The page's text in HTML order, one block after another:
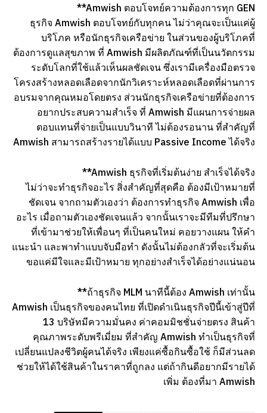
**Amwish ตอบโจทย์ความต้องการทุก GEN
ธุรกิจ Amwish ตอบโจทย์กับทุกคน ไม่ว่าคุณจะเป็นแค่ผู้
บริโภค หรือนักธุรกิจเครือข่าย ในส่วนของผู้บริโภคที่
ต้องการดูแลสุขภาพ ที่ Amwish มีผลิตภัณฑ์ที่เป็นนวัตกรรม
ระดับโลกที่ใช้แล้วเห็นผลชัดเจน ซึ่งเรามีเครื่องมือตรวจ
โครงสร้างหลอดเลือดจากนักวิเคราะห์หลอดเลือดที่ผ่านการ
อบรมจากคุณหมอโดยตรง ส่วนนักธุรกิจเครือข่ายที่ต้องการ
อยากประสบความสำเร็จ ที่ Amwish มีแผนการจ่ายผล
ตอบแทนที่จ่ายเป็นแบบวินาที ไม่ต้องรอนาน ที่สำคัญที่
Amwish สามารถสร้างรายได้แบบ Passive Income ได้จริง
**Amwish ธุรกิจที่เริ่มต้นง่าย สำเร็จได้จริง
ไม่ว่าจะทำธุรกิจอะไร สิ่งสำคัญที่สุดคือ ต้องมีเป้าหมายที่
ชัดเจน จากถามตัวเองว่า ต้องการทำธุรกิจ Amwish เพื่อ
อะไร เมื่อถามตัวเองชัดเจนแล้ว จากนั้นเราจะมีทีมที่ปรึกษา
ที่เข้ามาช่วยให้เพื่อนๆ ที่เป็นคนใหม่ คอยวางแผน ให้คำ
แนะนำ และพาทำแบบจับมือทำ ดังนั้นไม่ต้องกลัวที่จะเริ่มต้น
ขอแค่มีใจและมีเป้าหมาย ทุกอย่างสำเร็จได้อย่างแน่นอน
**ถ้าธุรกิจ MLM นาทีนี้ต้อง Amwish เท่านั้น
Amwish เป็นธุรกิจของคนไทย ที่เปิดดำเนินธุรกิจปีนี้เข้าสู่ปีที่
13 บริษัทมีความมั่นคง ค่าคอมมิชชั่นจ่ายตรง สินค้า
คุณภาพระดับพรีเมี่ยม ที่สำคัญ Amwish ทำเป็นธุรกิจที่
เปลี่ยนแปลงชีวิตผู้คนได้จริง เพียงแค่ซื้อกินซื้อใช้ ก็มีส่วนลด
ช่วยให้ได้ใช้สินค้าในราคาที่ถูกลง แต่ถ้ากินดีอยากมีรายได้
เพิ่ม ต้องที่มา Amwish